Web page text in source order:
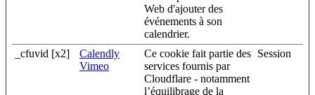
Web d'ajouter des
événements à son
calendrier.
_cfuvid [x2]
Calendly
Vimeo
Ce cookie fait partie des
services fournis par
Cloudflare - notamment
l’équilibrage de la
Session